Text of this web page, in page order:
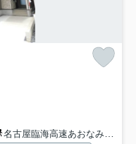
名古屋臨海高速あおなみ線「ささしまライブ」駅 徒歩11分